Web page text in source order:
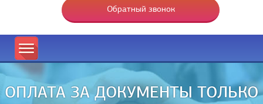
Обратный звонок
ОПЛАТА ЗА ДОКУМЕНТЫ ТОЛЬКО